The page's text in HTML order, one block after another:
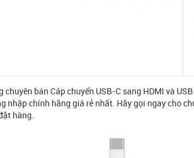
chuyên bán Cáp chuyển USB-C sang HDMI và
nhập chính hãng giá rẻ nhất. Hãy gọi ngay cho
hàng.